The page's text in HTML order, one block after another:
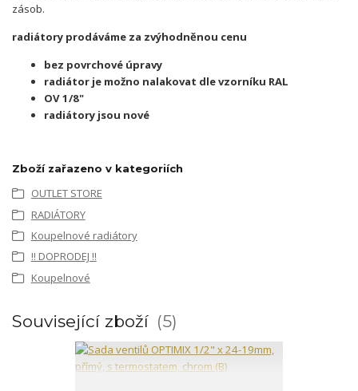
zásob.
radiátory prodáváme za zvýhodněnou cenu
bez povrchové úpravy
radiátor je možno nalakovat dle vzorníku RAL
OV 1/8"
radiátory jsou nové
Zboží zařazeno v kategoriích
OUTLET STORE
RADIÁTORY
Koupelnové radiátory
!! DOPRODEJ !!
Koupelnové
Související zboží 5